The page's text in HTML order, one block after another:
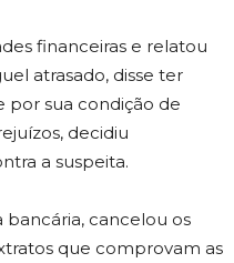
financeiras e relatou
atrasado, disse ter
por sua condição de
decidiu
a suspeita.
cancelou os
que comprovam as